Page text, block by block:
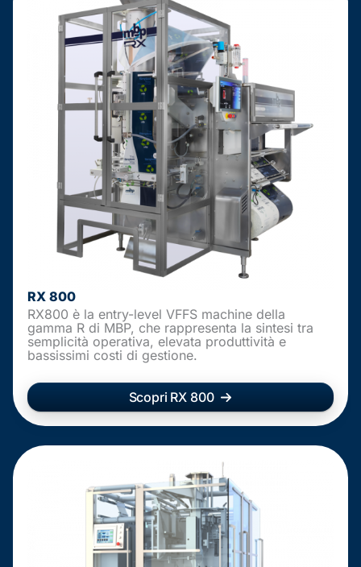
RX 800
RX800 è la entry-level VFFS machine della
gamma R di MBP, che rappresenta la sintesi tra
semplicità operativa, elevata produttività e
bassissimi costi di gestione.
Scopri RX 800